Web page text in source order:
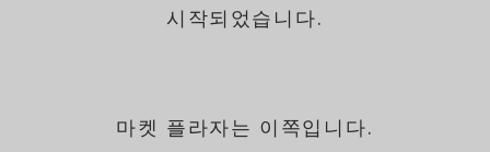
시작되었습니다.
마켓 플라자는 이쪽입니다.